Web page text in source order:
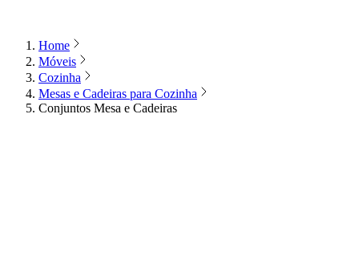
Home
Móveis
Cozinha
Mesas e Cadeiras para Cozinha
Conjuntos Mesa e Cadeiras